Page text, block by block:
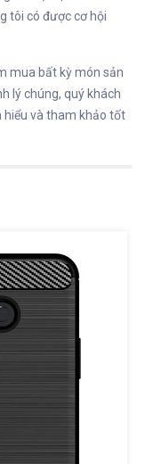
tôi có được cơ hội
mua bất kỳ món sản
lý chúng, quý khách
hiểu và tham khảo tốt